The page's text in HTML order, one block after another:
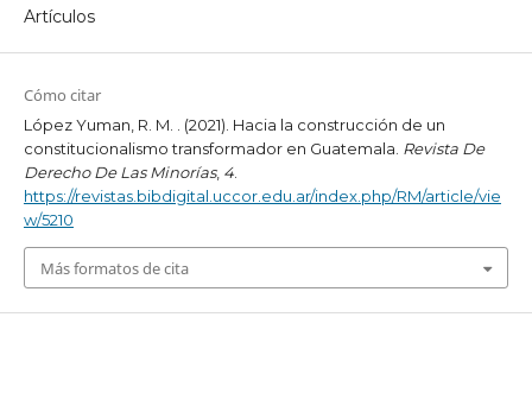
Artículos
Cómo citar
López Yuman, R. M. . (2021). Hacia la construcción de un
constitucionalismo transformador en Guatemala. Revista De
Derecho De Las Minorías, 4.
https://revistas.bibdigital.uccor.edu.ar/index.php/RM/article/vie
w/5210
Más formatos de cita